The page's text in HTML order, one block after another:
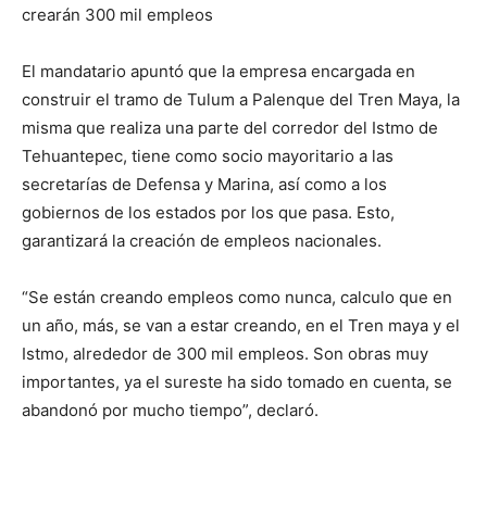
crearán 300 mil empleos
El mandatario apuntó que la empresa encargada en
construir el tramo de Tulum a Palenque del Tren Maya, la
misma que realiza una parte del corredor del Istmo de
Tehuantepec, tiene como socio mayoritario a las
secretarías de Defensa y Marina, así como a los
gobiernos de los estados por los que pasa. Esto,
garantizará la creación de empleos nacionales.
“Se están creando empleos como nunca, calculo que en
un año, más, se van a estar creando, en el Tren maya y el
Istmo, alrededor de 300 mil empleos. Son obras muy
importantes, ya el sureste ha sido tomado en cuenta, se
abandonó por mucho tiempo”, declaró.